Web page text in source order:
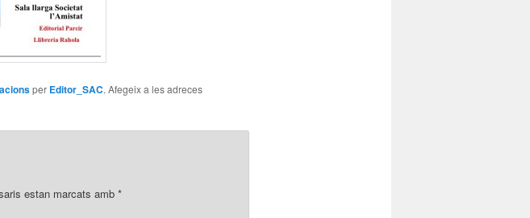
per Editor_SAC. Afegeix a les adreces
estan marcats amb *